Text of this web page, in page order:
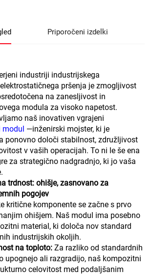
Priporočeni izdelki
industriji industrijskega
pršenja je zmogljivost
na zanesljivost in
modula za visoko napetost.
naš inovativen vgrajeni
modul —inženirski mojster, ki je
ponovno določi stabilnost, združljivost
v vaših operacijah. To ni le še ena
za strategično nadgradnjo, ki jo vaša
trdnost: ohišje, zasnovano za
pogojev
kritične komponente se začne s prvo
ohišjem. Naš modul ima posebno
material, ki določa nov standard
industrijskih okoljih.
na toploto: Za razliko od standardnih
upognejo ali razgradijo, naš kompozitni
celovitost med podaljšanim